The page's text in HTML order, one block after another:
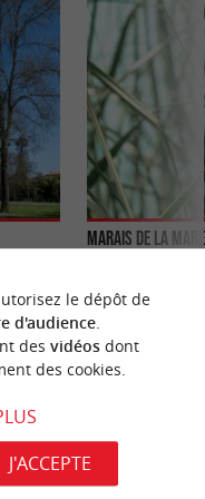
Marais de la
Marais de la
déambulez sur ...
10,1 km -
le dépôt de
d'audience.
des vidéosdont
des cookies.
J'ACCEPTE